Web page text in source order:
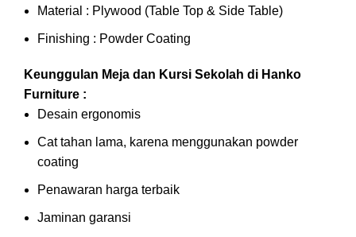
Material : Plywood (Table Top & Side Table)
Finishing : Powder Coating
Keunggulan Meja dan Kursi Sekolah di Hanko
Furniture :
Desain ergonomis
Cat tahan lama, karena menggunakan powder
coating
Penawaran harga terbaik
Jaminan garansi